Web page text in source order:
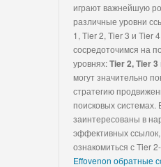
играют важнейшую
различные уровни
1, Tier 2, Tier 3 и Tier
сосредоточимся на
уровнях:Tier 2, Tier 3
могут значительно
стратегию
поисковых системах.
заинтересованы в
эффективных
ознакомиться с Tier
Effovenon обратные